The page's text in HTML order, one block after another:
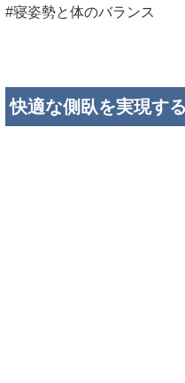
#寝姿勢と体のバランス
快適な側臥を実現す